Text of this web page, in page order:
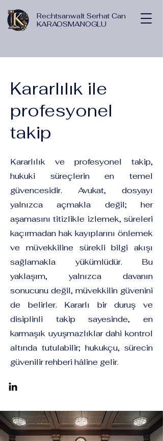
Rechtsanwalt Serhat Can
KARAOSMANOGLU
Kararlılık ile
profesyonel
takip
Kararlılık ve profesyonel takip,
hukuki süreçlerin en temel
güvencesidir. Avukat, dosyayı
yalnızca açmakla değil; her
aşamasını titizlikle izlemek, süreleri
kaçırmadan hak kayıplarını önlemek
ve müvekkiline sürekli bilgi akışı
sağlamakla yükümlüdür. Bu
yaklaşım, yalnızca davanın
sonucunu değil, müvekkilin güvenini
de belirler. Kararlı bir duruş ve
disiplinli takip sayesinde, en
karmaşık uyuşmazlıklar dahi kontrol
altında tutulabilir; hukukçu, sürecin
güvenilir rehberi hâline gelir.